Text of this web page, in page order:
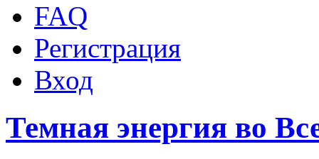
FAQ
Регистрация
Вход
Темная энергия во